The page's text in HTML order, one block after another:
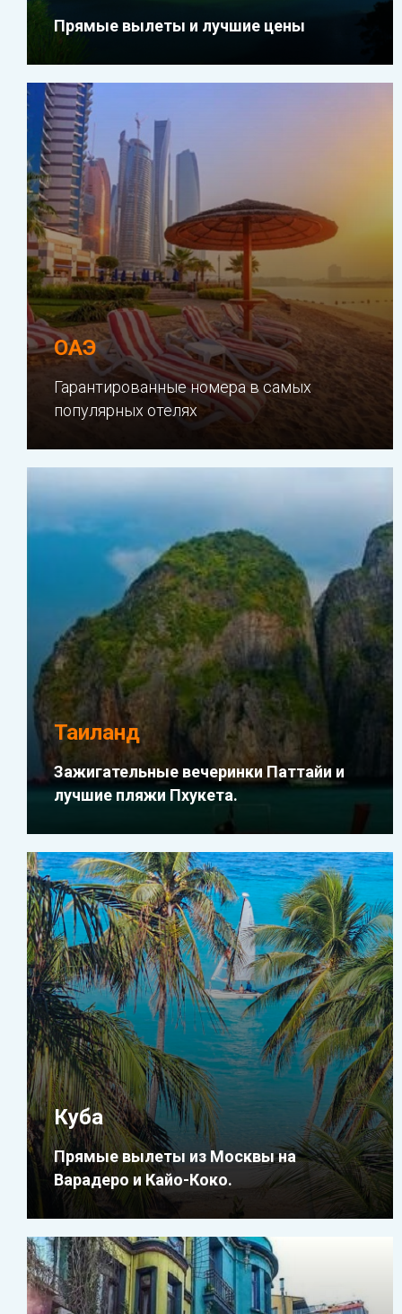
Прямые вылеты и лучшие цены
ОАЭ
Гарантированные номера в самых
популярных отелях
Таиланд
Зажигательные вечеринки Паттайи и
лучшие пляжи Пхукета.
Куба
Прямые вылеты из Москвы на
Варадеро и Кайо-Коко.